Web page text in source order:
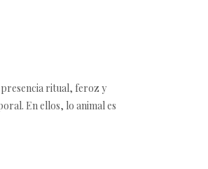
presencia ritual, feroz y
En ellos, lo animal es